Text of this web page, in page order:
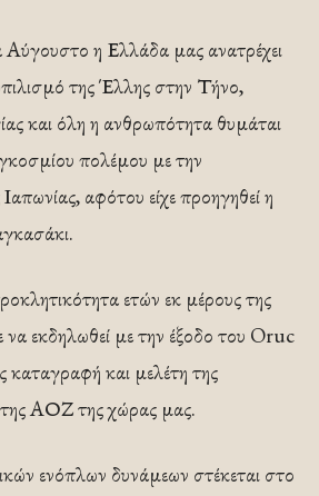
η Ελλάδα μας ανατρέχει
της Έλλης στην Τήνο,
και όλη η ανθρωπότητα θυμάται
πολέμου με την
αφότου είχε προηγηθεί η
ετών εκ μέρους της
να εκδηλωθεί με την έξοδο του Oruc
καταγραφή και μελέτη της
ΑΟΖ της χώρας μας.
ενόπλων δυνάμεων στέκεται στο